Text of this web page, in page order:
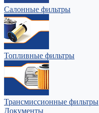
Салонные фильтры
Топливные фильтры
Трансмиссионные фильтры
Документы